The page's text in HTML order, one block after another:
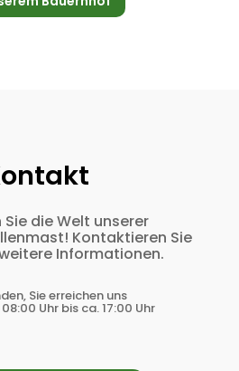
Sie die Welt unserer
Kontaktieren Sie
Informationen.
Sie erreichen uns
Uhr bis ca. 17:00 Uhr